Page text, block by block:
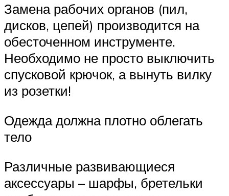
Замена рабочих органов (пил,
дисков, цепей) производится на
обесточенном инструменте.
Необходимо не просто выключить
спусковой крючок, а вынуть вилку
из розетки!
Одежда должна плотно облегать
тело
Различные развивающиеся
аксессуары – шарфы, бретельки